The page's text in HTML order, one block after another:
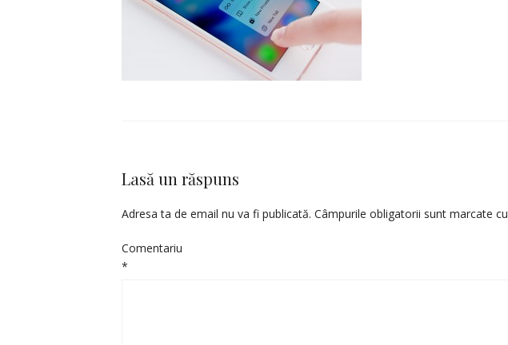
Lasă un răspuns
Adresa ta de email nu va fi publicată. Câmpurile obligatorii sunt marcate cu
Comentariu
*